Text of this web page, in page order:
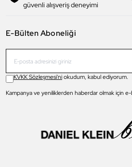
güvenli alışveriş deneyimi
E-Bülten Aboneliği
KVKK Sözleşmesi'niokudum, kabul ediyorum.
Kampanya ve yeniliklerden haberdar olmak için